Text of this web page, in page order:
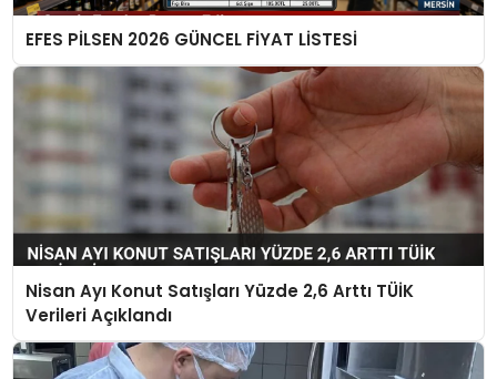
EFES PİLSEN 2026 GÜNCEL FİYAT LİSTESİ
Nisan Ayı Konut Satışları Yüzde 2,6 Arttı TÜİK
Verileri Açıklandı